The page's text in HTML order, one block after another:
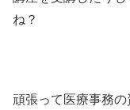
ね？
頑張って医療事務の